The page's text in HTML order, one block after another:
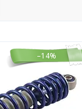
–14%